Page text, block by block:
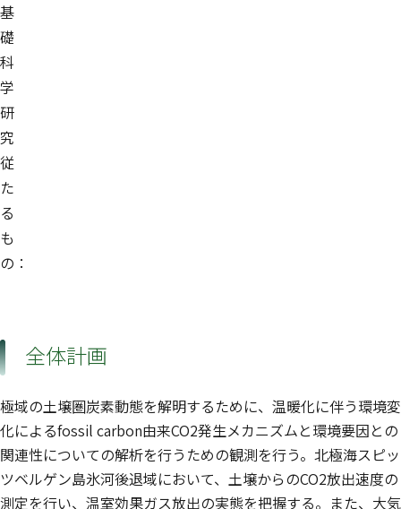
基
礎
科
学
研
究
従
た
る
も
の：
全体計画
極域の土壌圏炭素動態を解明するために、温暖化に伴う環境変
化によるfossil carbon由来CO2発生メカニズムと環境要因との
関連性についての解析を行うための観測を行う。北極海スピッ
ツベルゲン島氷河後退域において、土壌からのCO2放出速度の
測定を行い、温室効果ガス放出の実態を把握する。また、大気